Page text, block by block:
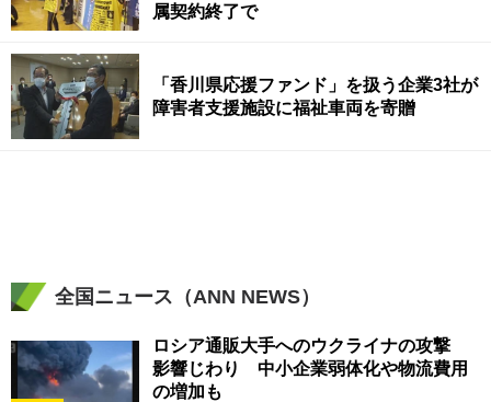
属契約終了で
「香川県応援ファンド」を扱う企業3社が
障害者支援施設に福祉車両を寄贈
全国ニュース（ANN NEWS）
ロシア通販大手へのウクライナの攻撃
影響じわり 中小企業弱体化や物流費用
の増加も